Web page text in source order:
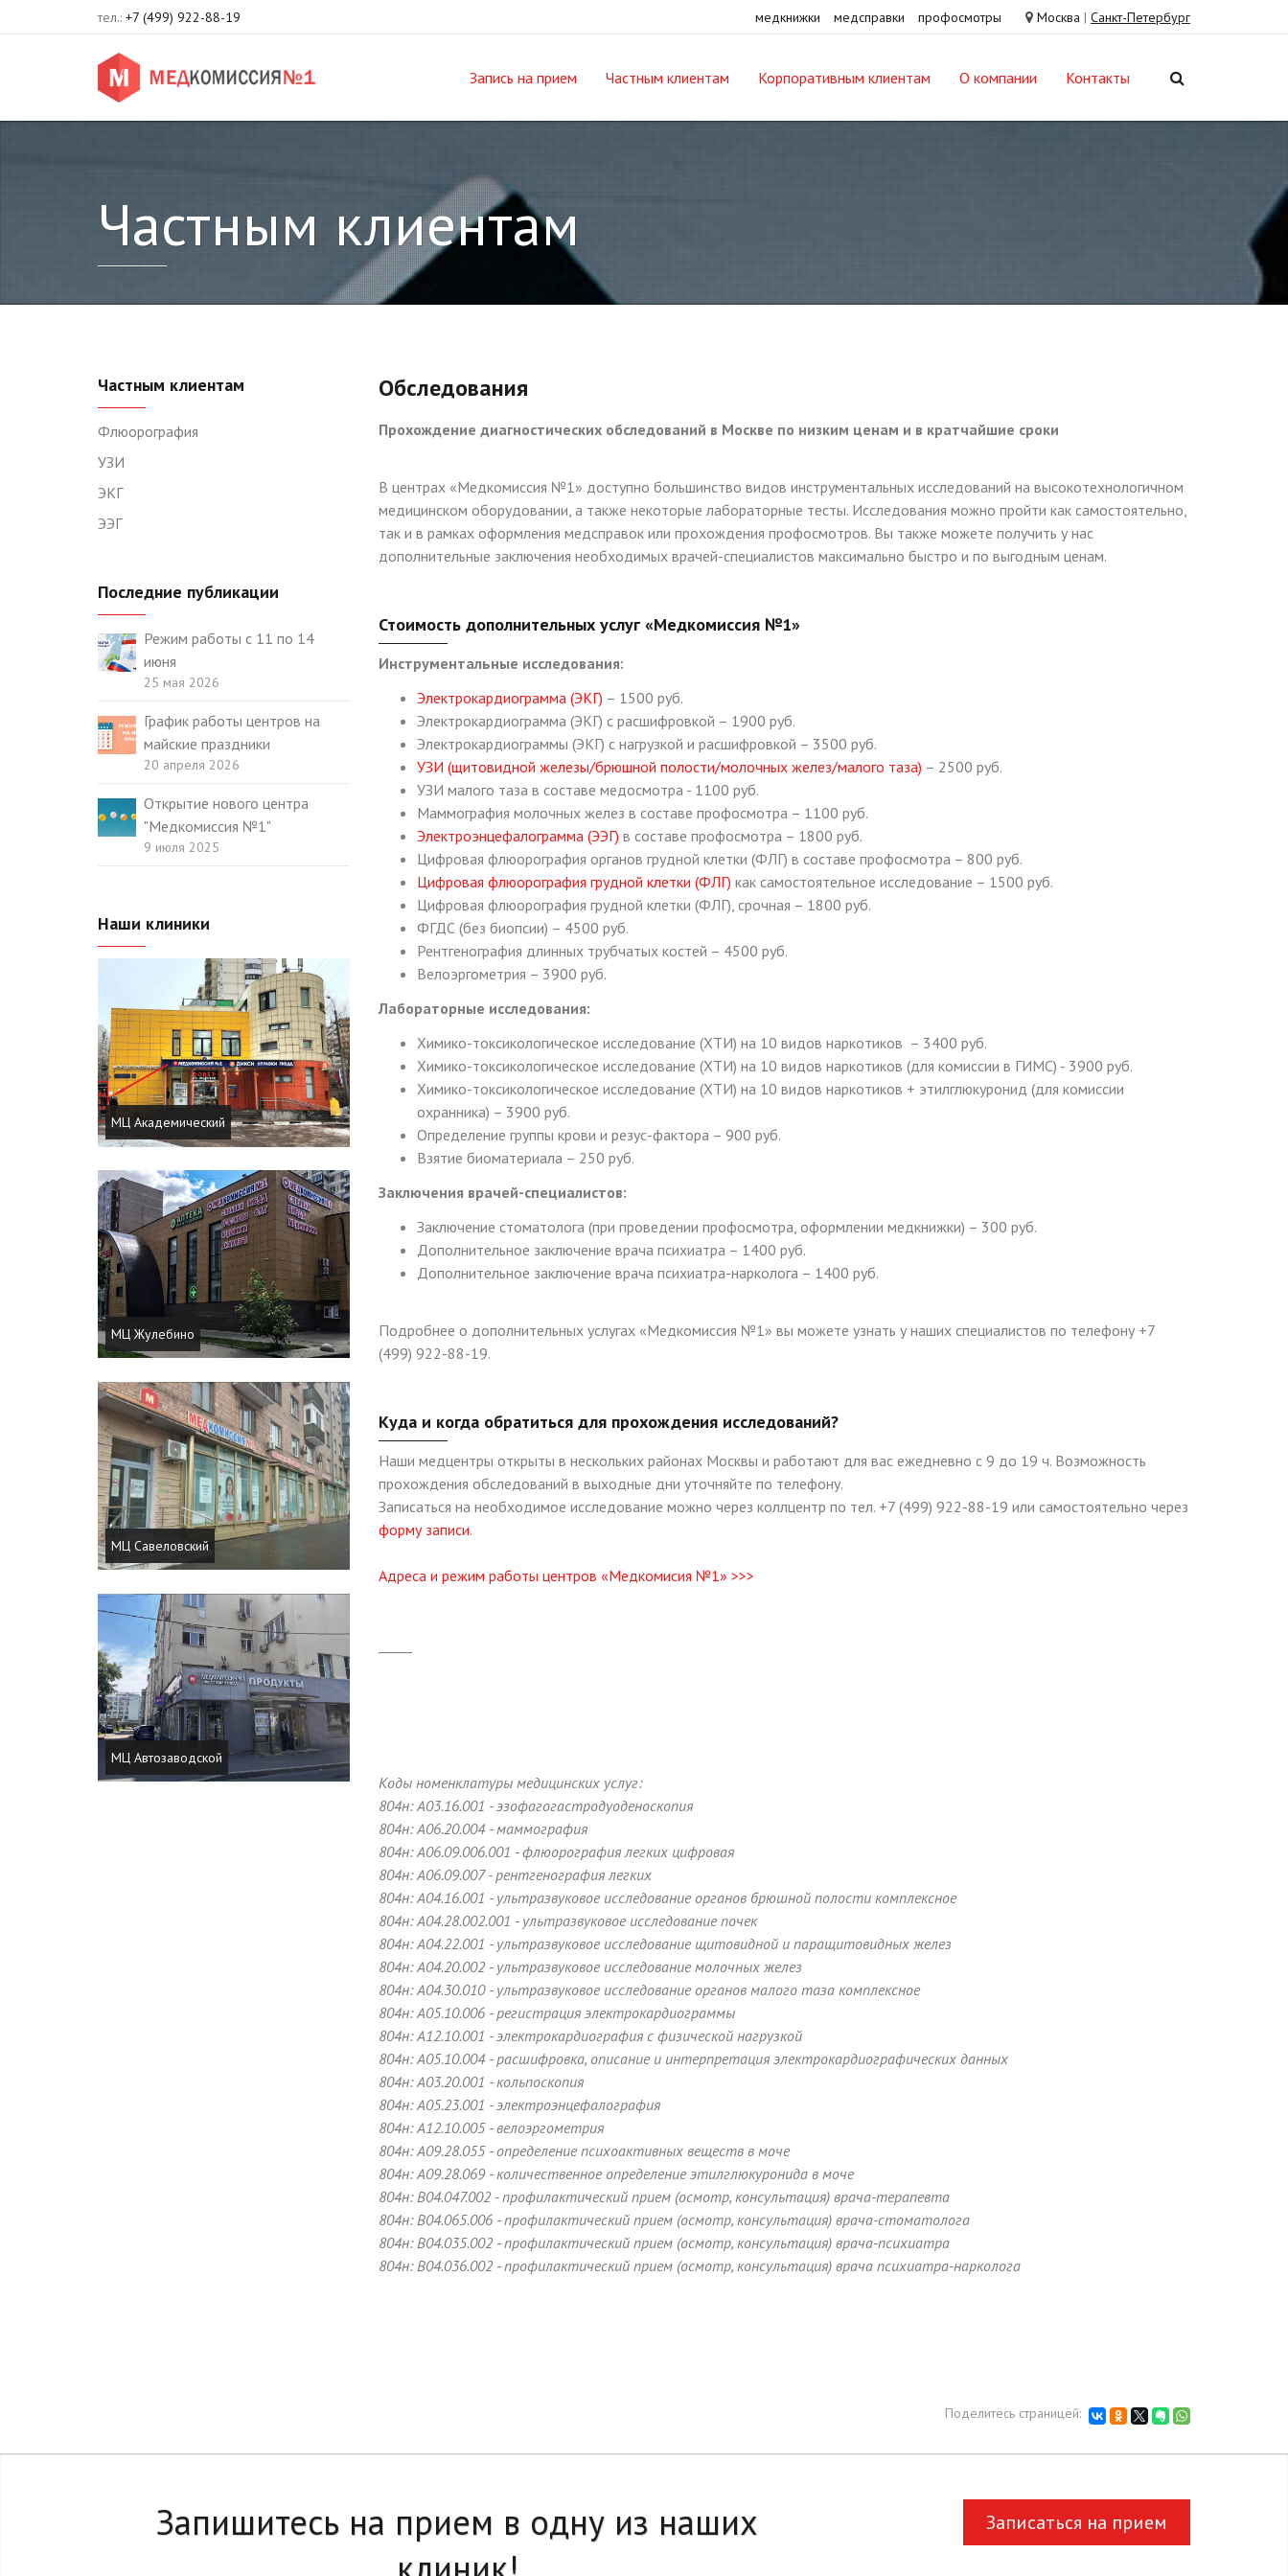
тел.: +7 (499) 922-88-19 Москва | Санкт-Петербург
медкнижки медсправки профосмотры
Запись на прием Частным клиентам Корпоративным клиентам О компании Контакты
Частным клиентам
Обследования
Прохождение диагностических обследований в Москве по низким ценам и в кратчайшие сроки
В центрах «Медкомиссия №1» доступно большинство видов инструментальных исследований на высокотехнологичном
медицинском оборудовании, а также некоторые лабораторные тесты. Исследования можно пройти как самостоятельно,
так и в рамках оформления медсправок или прохождения профосмотров. Вы также можете получить у нас
дополнительные заключения необходимых врачей-специалистов максимально быстро и по выгодным ценам.
Стоимость дополнительных услуг «Медкомиссия №1»
Инструментальные исследования:
Электрокардиограмма (ЭКГ) – 1500 руб.
Электрокардиограмма (ЭКГ) с расшифровкой – 1900 руб.
Электрокардиограммы (ЭКГ) с нагрузкой и расшифровкой – 3500 руб.
УЗИ (щитовидной железы/брюшной полости/молочных желез/малого таза) – 2500 руб.
УЗИ малого таза в составе медосмотра - 1100 руб.
Маммография молочных желез в составе профосмотра – 1100 руб.
Электроэнцефалограмма (ЭЭГ) в составе профосмотра – 1800 руб.
Цифровая флюорография органов грудной клетки (ФЛГ) в составе профосмотра – 800 руб.
Цифровая флюорография грудной клетки (ФЛГ) как самостоятельное исследование – 1500 руб.
Цифровая флюорография грудной клетки (ФЛГ), срочная – 1800 руб.
ФГДС (без биопсии) – 4500 руб.
Рентгенография длинных трубчатых костей – 4500 руб.
Велоэргометрия – 3900 руб.
Лабораторные исследования:
Химико-токсикологическое исследование (ХТИ) на 10 видов наркотиков – 3400 руб.
Химико-токсикологическое исследование (ХТИ) на 10 видов наркотиков (для комиссии в ГИМС) - 3900 руб.
Химико-токсикологическое исследование (ХТИ) на 10 видов наркотиков + этилглюкуронид (для комиссии
охранника) – 3900 руб.
Определение группы крови и резус-фактора – 900 руб.
Взятие биоматериала – 250 руб.
Заключения врачей-специалистов:
Заключение стоматолога (при проведении профосмотра, оформлении медкнижки) – 300 руб.
Дополнительное заключение врача психиатра – 1400 руб.
Дополнительное заключение врача психиатра-нарколога – 1400 руб.
Подробнее о дополнительных услугах «Медкомиссия №1» вы можете узнать у наших специалистов по телефону +7
(499) 922-88-19.
Куда и когда обратиться для прохождения исследований?
Наши медцентры открыты в нескольких районах Москвы и работают для вас ежедневно с 9 до 19 ч. Возможность
прохождения обследований в выходные дни уточняйте по телефону.
Записаться на необходимое исследование можно через коллцентр по тел. +7 (499) 922-88-19 или самостоятельно через
форму записи.
Адреса и режим работы центров «Медкомисия №1» >>>
Коды номенклатуры медицинских услуг:
804н: A03.16.001 - эзофагогастродуоденоскопия
804н: A06.20.004 - маммография
804н: A06.09.006.001 - флюорография легких цифровая
804н: A06.09.007 - рентгенография легких
804н: A04.16.001 - ультразвуковое исследование органов брюшной полости комплексное
804н: A04.28.002.001 - ультразвуковое исследование почек
804н: A04.22.001 - ультразвуковое исследование щитовидной и паращитовидных желез
804н: A04.20.002 - ультразвуковое исследование молочных желез
804н: A04.30.010 - ультразвуковое исследование органов малого таза комплексное
804н: A05.10.006 - регистрация электрокардиограммы
804н: A12.10.001 - электрокардиография с физической нагрузкой
804н: A05.10.004 - расшифровка, описание и интерпретация электрокардиографических данных
804н: A03.20.001 - кольпоскопия
804н: A05.23.001 - электроэнцефалография
804н: A12.10.005 - велоэргометрия
804н: A09.28.055 - определение психоактивных веществ в моче
804н: A09.28.069 - количественное определение этилглюкуронида в моче
804н: B04.047.002 - профилактический прием (осмотр, консультация) врача-терапевта
804н: B04.065.006 - профилактический прием (осмотр, консультация) врача-стоматолога
804н: B04.035.002 - профилактический прием (осмотр, консультация) врача-психиатра
804н: B04.036.002 - профилактический прием (осмотр, консультация) врача психиатра-нарколога
Поделитесь страницей:
Частным клиентам
Флюорография
УЗИ
ЭКГ
ЭЭГ
Последние публикации
Режим работы с 11 по 14
июня
25 мая 2026
График работы центров на
майские праздники
20 апреля 2026
Открытие нового центра
"Медкомиссия №1"
9 июля 2025
Наши клиники
МЦ Академический
МЦ Жулебино
МЦ Савеловский
МЦ Автозаводской
Запишитесь на прием в одну из наших
Записаться на прием